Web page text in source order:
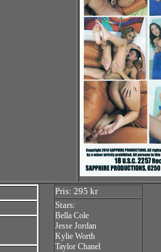
Pris: 295 kr
Stars:
Bella Cole
Jesse Jordan
Kylie Worth
Taylor Chanel